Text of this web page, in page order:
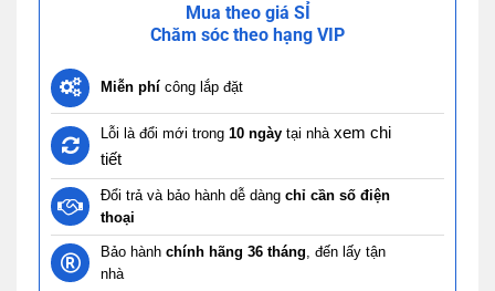
Mua theo giá SỈ
Chăm sóc theo hạng VIP
Miễn phí công lắp đặt
Lỗi là đổi mới trong 10 ngày tại nhà xem chi
tiết
Đổi trả và bảo hành dễ dàng chỉ cần số điện
thoại
Bảo hành chính hãng 36 tháng , đến lấy tận
nhà